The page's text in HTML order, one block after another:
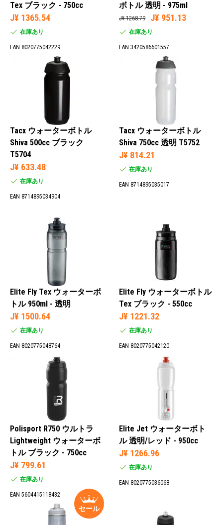
Tex ブラック - 750cc
J¥ 1365.54
在庫あり
EAN 8020775042229
ボトル 透明 - 975ml
J¥ 1268.79 J¥ 951.13
在庫あり
EAN 3420586601557
Tacx ウォーターボトル
Shiva 500cc ブラック
T5704
J¥ 633.48
在庫あり
EAN 8714895034904
Tacx ウォーターボトル
Shiva 750cc 透明 T5752
J¥ 814.21
在庫あり
EAN 8714895035017
Elite Fly Tex ウォーターボ
トル 950ml - 透明
J¥ 1500.64
在庫あり
EAN 8020775048764
Elite Fly ウォーターボトル
Tex ブラック - 550cc
J¥ 1221.32
在庫あり
EAN 8020775042120
Polisport R750 ウルトラ
Lightweight ウォーターボ
トル ブラック - 750cc
J¥ 799.61
在庫あり
EAN 5604415118432
Elite Jet ウォーターボト
ル 透明/レッド - 950cc
J¥ 1266.96
在庫あり
EAN 8020775036068
セール